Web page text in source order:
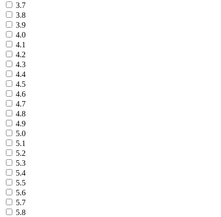
3.7
3.8
3.9
4.0
4.1
4.2
4.3
4.4
4.5
4.6
4.7
4.8
4.9
5.0
5.1
5.2
5.3
5.4
5.5
5.6
5.7
5.8